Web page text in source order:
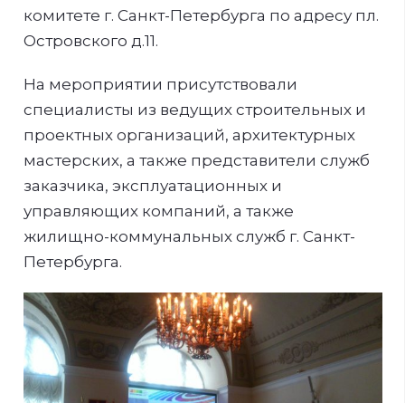
комитете г. Санкт-Петербурга по адресу пл.
Островского д.11.
На мероприятии присутствовали
специалисты из ведущих строительных и
проектных организаций, архитектурных
мастерских, а также представители служб
заказчика, эксплуатационных и
управляющих компаний, а также
жилищно-коммунальных служб г. Санкт-
Петербурга.